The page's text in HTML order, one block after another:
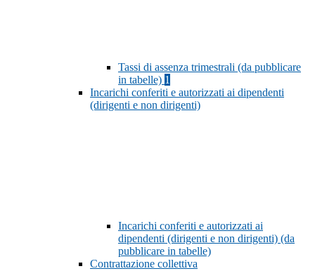
Tassi di assenza trimestrali (da pubblicare
in tabelle) 1
Incarichi conferiti e autorizzati ai dipendenti
(dirigenti e non dirigenti)
Incarichi conferiti e autorizzati ai
dipendenti (dirigenti e non dirigenti) (da
pubblicare in tabelle)
Contrattazione collettiva